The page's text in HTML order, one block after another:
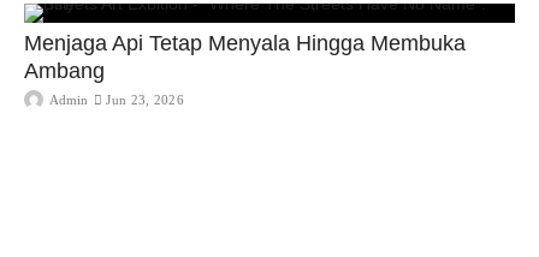
Menjaga Api Tetap Menyala Hingga Membuka
Ambang
Admin Jun 23, 2026